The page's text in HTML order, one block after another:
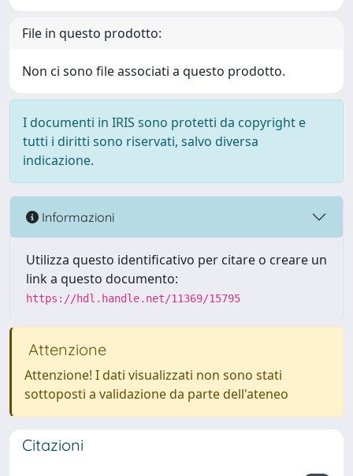
File in questo prodotto:
Non ci sono file associati a questo prodotto.
I documenti in IRIS sono protetti da copyright e
tutti i diritti sono riservati, salvo diversa
indicazione.
Informazioni
Utilizza questo identificativo per citare o creare un
link a questo documento:
https://hdl.handle.net/11369/15795
Attenzione
Attenzione! I dati visualizzati non sono stati
sottoposti a validazione da parte dell'ateneo
Citazioni